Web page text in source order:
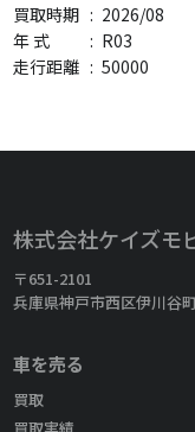
買取時期 : 2026/08
年 式
: R03
走行距離 : 50000
株式会社ケイズモ
〒651-2101
兵庫県神戸市西区伊川谷
車を売る
買取
買取実績